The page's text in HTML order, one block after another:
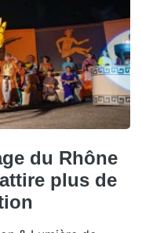
du Rhône
plus de